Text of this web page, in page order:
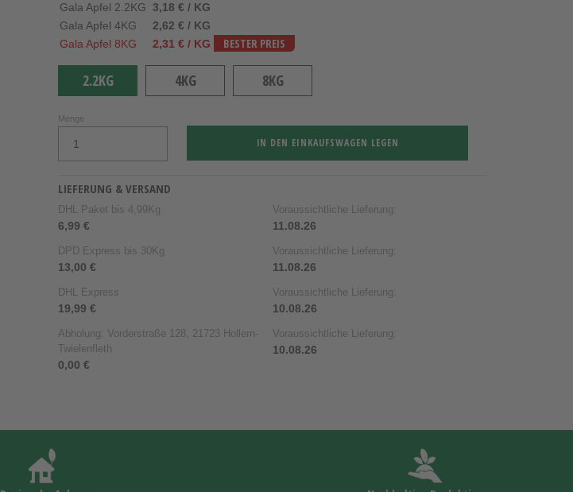
Gala Apfel 2.2KG 3,18 € / KG
Gala Apfel 4KG
2,62 € / KG
Gala Apfel 8KG
2,31 € / KG BESTER PREIS
2.2KG 4KG 8KG
Menge
IN DEN EINKAUFSWAGEN LEGEN
LIEFERUNG & VERSAND
DHL Paket bis 4,99Kg
6,99 €
Voraussichtliche Lieferung:
11.08.26
DPD Express bis 30Kg
13,00 €
Voraussichtliche Lieferung:
11.08.26
DHL Express
19,99 €
Voraussichtliche Lieferung:
10.08.26
Abholung: Vorderstraße 128, 21723 Hollern-
Twielenfleth
0,00 €
Voraussichtliche Lieferung:
10.08.26